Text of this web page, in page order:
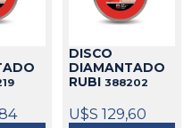
DISCO
DIAMANTADO
RUBI 388202
U$S 129,60